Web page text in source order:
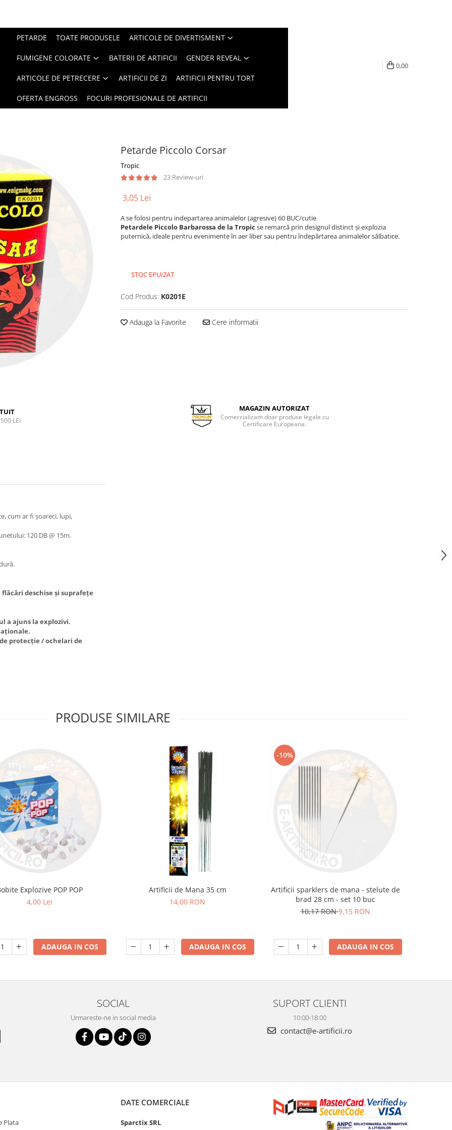
PETARDE TOATE PRODUSELE ARTICOLE DE DIVERTISMENT
FUMIGENE COLORATE BATERII DE ARTIFICII GENDER REVEAL
ARTICOLE DE PETRECERE ARTIFICII DE ZI ARTIFICII PENTRU TORT
OFERTA ENGROSS FOCURI PROFESIONALE DE ARTIFICII
0,00
Petarde Piccolo Corsar
Tropic
23 Review-uri
3,05 Lei
A se folosi pentru indepartarea animalelor (agresive) 60 BUC/cutie
Petardele Piccolo Barbarossa de la Tropic se remarcă prin designul distinct și explozia
puternică, ideale pentru evenimente în aer liber sau pentru îndepărtarea animalelor sălbatice.
STOC EPUIZAT
Cod Produs: K0201E
Adauga la Favorite Cere informatii
LEI
MAGAZIN AUTORIZAT
Comercializam doar produse legale cu
Certificare Europeana.
cum ar fi șoareci, lupi,
120 DB @ 15m.
flăcări deschise și suprafețe
a ajuns la explozivi.
protecție / ochelari de
PRODUSE SIMILARE
Explozive POP POP
4,00 Lei
ADAUGA IN COS
Artificii de Mana 35 cm
14,00 RON
ADAUGA IN COS
-10%
Artificii sparklers de mana - stelute de
brad 28 cm - set 10 buc
10,17 RON9,15 RON
ADAUGA IN COS
SOCIAL
Urmareste-ne in social media
SUPORT CLIENTI
10:00-18:00
contact@e-artificii.ro
Plata
DATE COMERCIALE
Sparctix SRL